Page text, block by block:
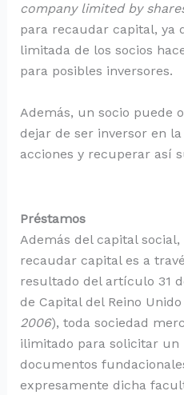
company limited by
para recaudar capital, ya
limitada de los socios
para posibles inversores.
Además, un socio puede
dejar de ser inversor en
acciones y recuperar así
Préstamos
Además del capital
recaudar capital es a
resultado del artículo 31
de Capital del Reino
2006), toda sociedad
ilimitado para solicitar un
documentos
expresamente dicha